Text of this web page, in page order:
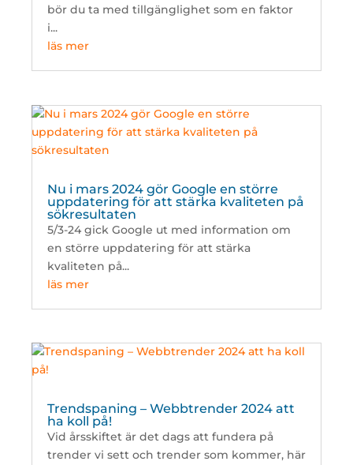
bör du ta med tillgänglighet som en faktor
i...
läs mer
Nu i mars 2024 gör Google en större
uppdatering för att stärka kvaliteten på
sökresultaten
5/3-24 gick Google ut med information om
en större uppdatering för att stärka
kvaliteten på...
läs mer
Trendspaning – Webbtrender 2024 att
ha koll på!
Vid årsskiftet är det dags att fundera på
trender vi sett och trender som kommer, här